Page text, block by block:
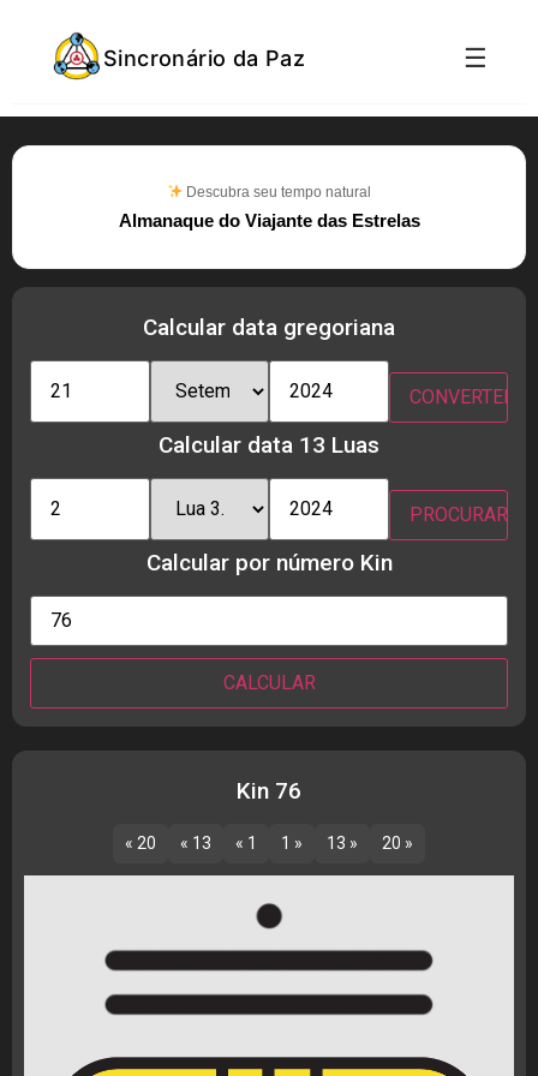
Sincronário da Paz ☰
Descubra seu tempo natural
Almanaque do Viajante das Estrelas
Calcular data gregoriana
Calcular data 13 Luas
Calcular por número Kin
Kin 76
« 20 « 13 « 1 1 » 13 » 20 »